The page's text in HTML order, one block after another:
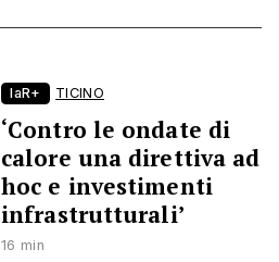
laR+ TICINO
‘Contro le ondate di
calore una direttiva ad
hoc e investimenti
infrastrutturali’
16 min